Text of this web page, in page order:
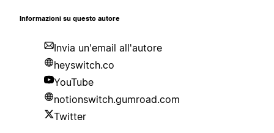
Informazioni su questo autore
Invia un'email all'autore
heyswitch.co
YouTube
notionswitch.gumroad.com
Twitter